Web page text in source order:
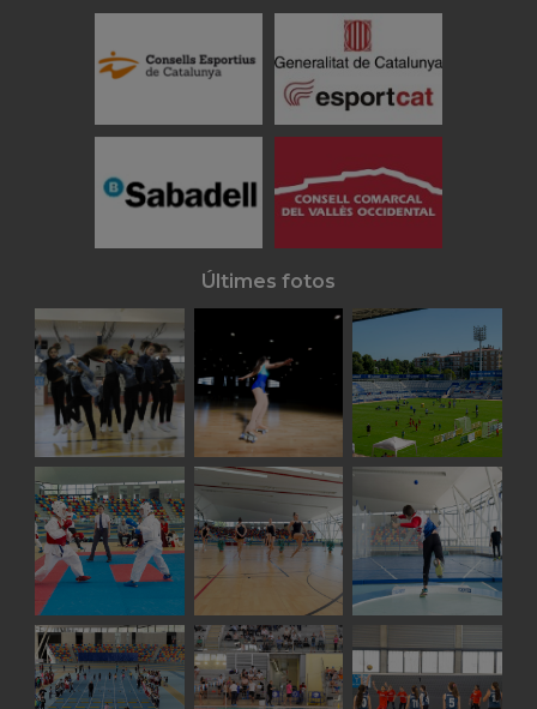
Últimes fotos